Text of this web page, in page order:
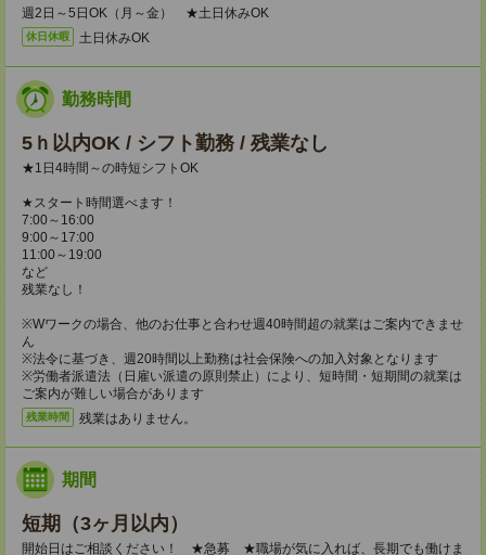
週2日～5日OK（月～金） ★土日休みOK
休日休暇 土日休みOK
勤務時間
5ｈ以内OK / シフト勤務 / 残業なし
★1日4時間～の時短シフトOK
★スタート時間選べます！
7:00～16:00
9:00～17:00
11:00～19:00
など
残業なし！
※Wワークの場合、他のお仕事と合わせ週40時間超の就業はご案内できませ
ん
※法令に基づき、週20時間以上勤務は社会保険への加入対象となります
※労働者派遣法（日雇い派遣の原則禁止）により、短時間・短期間の就業は
ご案内が難しい場合があります
残業時間 残業はありません。
期間
短期（3ヶ月以内）
開始日はご相談ください！ ★急募 ★職場が気に入れば、長期でも働けま